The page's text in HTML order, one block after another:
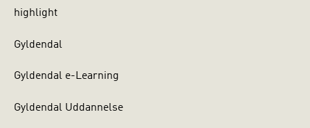
highlight
Gyldendal
Gyldendal e-Learning
Gyldendal Uddannelse